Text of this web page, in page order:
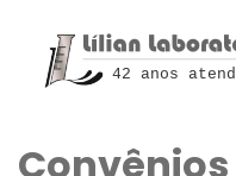
42 anos
Convênios